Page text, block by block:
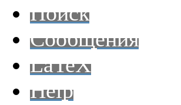
Поиск
Сообщения
LaTeX
Help